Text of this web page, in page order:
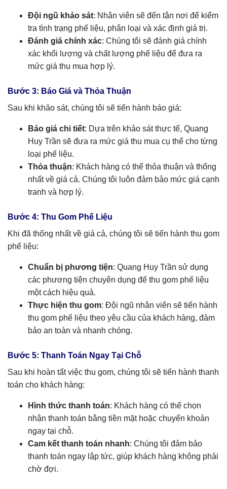
Đội ngũ khảo sát: Nhân viên sẽ đến tận nơi để kiểm
tra tình trạng phế liệu, phân loại và xác định giá trị.
Đánh giá chính xác: Chúng tôi sẽ đánh giá chính
xác khối lượng và chất lượng phế liệu để đưa ra
mức giá thu mua hợp lý.
Bước 3: Báo Giá và Thỏa Thuận
Sau khi khảo sát, chúng tôi sẽ tiến hành báo giá:
Báo giá chi tiết: Dựa trên khảo sát thực tế, Quang
Huy Trần sẽ đưa ra mức giá thu mua cụ thể cho từng
loại phế liệu.
Thỏa thuận: Khách hàng có thể thỏa thuận và thống
nhất về giá cả. Chúng tôi luôn đảm bảo mức giá cạnh
tranh và hợp lý.
Bước 4: Thu Gom Phế Liệu
Khi đã thống nhất về giá cả, chúng tôi sẽ tiến hành thu gom
phế liệu:
Chuẩn bị phương tiện: Quang Huy Trần sử dụng
các phương tiện chuyên dụng để thu gom phế liệu
một cách hiệu quả.
Thực hiện thu gom: Đội ngũ nhân viên sẽ tiến hành
thu gom phế liệu theo yêu cầu của khách hàng, đảm
bảo an toàn và nhanh chóng.
Bước 5: Thanh Toán Ngay Tại Chỗ
Sau khi hoàn tất việc thu gom, chúng tôi sẽ tiến hành thanh
toán cho khách hàng:
Hình thức thanh toán: Khách hàng có thể chọn
nhận thanh toán bằng tiền mặt hoặc chuyển khoản
ngay tại chỗ.
Cam kết thanh toán nhanh: Chúng tôi đảm bảo
thanh toán ngay lập tức, giúp khách hàng không phải
chờ đợi.